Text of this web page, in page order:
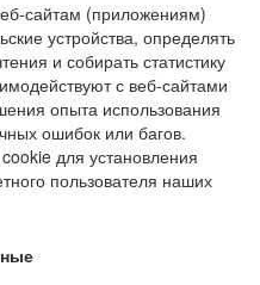
сайтам (приложениям)
устройства, определять
и собирать статистику
с веб-сайтами
опыта использования
ошибок или багов.
для установления
пользователя наших